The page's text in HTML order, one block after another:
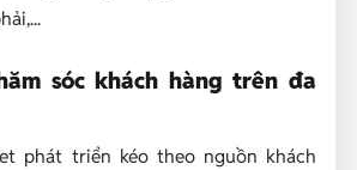
sóc khách hàng trên đa
phát triển kéo theo nguồn khách